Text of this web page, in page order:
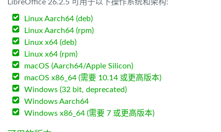
LibreOffice 26.2.5 可用于以下操作系统和架构:
Linux Aarch64 (deb)
Linux Aarch64 (rpm)
Linux x64 (deb)
Linux x64 (rpm)
macOS (Aarch64/Apple Silicon)
macOS x86_64 (需要 10.14 或更高版本)
Windows (32 bit, deprecated)
Windows Aarch64
Windows x86_64 (需要 7 或更高版本)